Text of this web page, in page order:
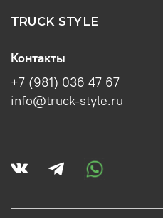
TRUCK STYLE
Контакты
+7 (981) 036 47 67
info@truck-style.ru